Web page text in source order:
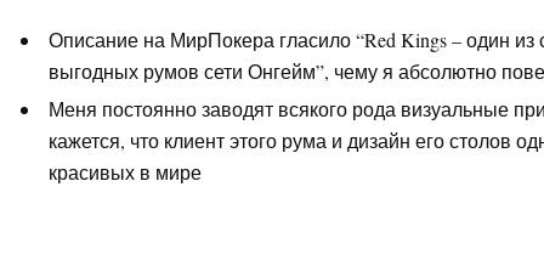
Описание на МирПокера гласило “Red Kings – один из
выгодных румов сети Онгейм”, чему я абсолютно
Меня постоянно заводят всякого рода визуальные
кажется, что клиент этого рума и дизайн его столов
красивых в мире